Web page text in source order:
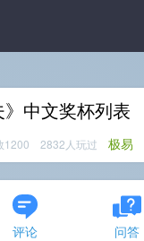
》中文奖杯列表
1200 2832人玩过 极易
评论 问答